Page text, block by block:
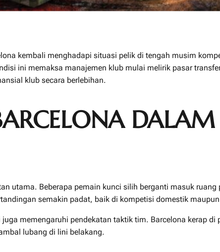
kembali menghadapi situasi pelik di tengah musim
ini memaksa manajemen klub mulai melirik pasar
klub secara berlebihan.
utama. Beberapa pemain kunci silih berganti masuk
semakin padat, baik di kompetisi domestik maupun
memengaruhi pendekatan taktik tim. Barcelona kerap
lubang di lini belakang.